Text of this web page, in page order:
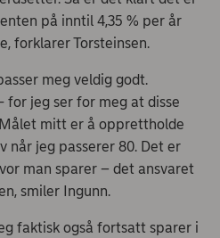
på inntil 4,35 % per år
forklarer Torsteinsen.
meg veldig godt.
for jeg ser for meg at disse
mitt er å opprettholde
når jeg passerer 80. Det er
man sparer – det ansvaret
smiler Ingunn.
faktisk også fortsatt sparer i